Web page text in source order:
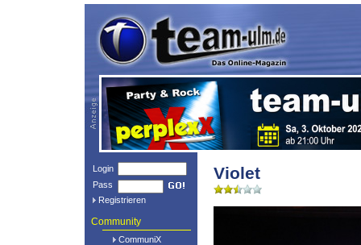
Login
Pass
Registrieren
Community
CommuniX
Violet